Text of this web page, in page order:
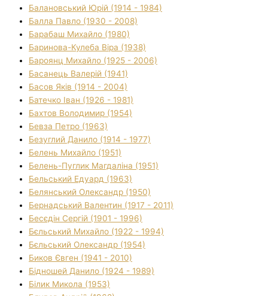
Балановський Юрій (1914 - 1984)
Балла Павло (1930 - 2008)
Барабаш Михайло (1980)
Баринова-Кулеба Віра (1938)
Бароянц Михайло (1925 - 2006)
Басанець Валерій (1941)
Басов Яків (1914 - 2004)
Батечко Іван (1926 - 1981)
Бахтов Володимир (1954)
Бевза Петро (1963)
Безуглий Данило (1914 - 1977)
Белень Михайло (1951)
Белень-Пуглик Магдаліна (1951)
Бельський Едуард (1963)
Белянський Олександр (1950)
Бернадський Валентин (1917 - 2011)
Бесєдін Сергій (1901 - 1996)
Бєльський Михайло (1922 - 1994)
Бєльський Олександр (1954)
Биков Євген (1941 - 2010)
Бідношей Данило (1924 - 1989)
Білик Микола (1953)